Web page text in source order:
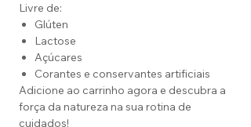
Livre de:
Glúten
Lactose
Açúcares
Corantes e conservantes artificiais
Adicione ao carrinho agora e descubra a
força da natureza na sua rotina de
cuidados!